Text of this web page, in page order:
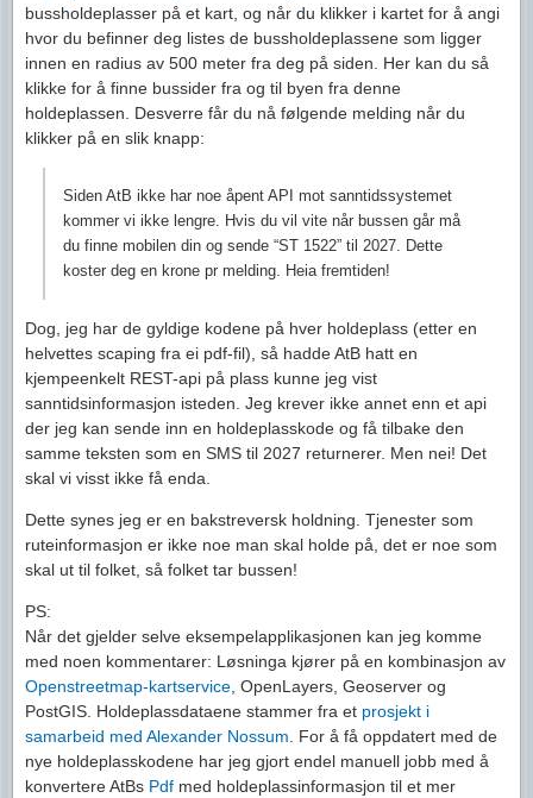
bussholdeplasser på et kart, og når du klikker i kartet for å angi
hvor du befinner deg listes de bussholdeplassene som ligger
innen en radius av 500 meter fra deg på siden. Her kan du så
klikke for å finne bussider fra og til byen fra denne
holdeplassen. Desverre får du nå følgende melding når du
klikker på en slik knapp:
Siden AtB ikke har noe åpent API mot sanntidssystemet
kommer vi ikke lengre. Hvis du vil vite når bussen går må
du finne mobilen din og sende “ST 1522” til 2027. Dette
koster deg en krone pr melding. Heia fremtiden!
Dog, jeg har de gyldige kodene på hver holdeplass (etter en
helvettes scaping fra ei pdf-fil), så hadde AtB hatt en
kjempeenkelt REST-api på plass kunne jeg vist
sanntidsinformasjon isteden. Jeg krever ikke annet enn et api
der jeg kan sende inn en holdeplasskode og få tilbake den
samme teksten som en SMS til 2027 returnerer. Men nei! Det
skal vi visst ikke få enda.
Dette synes jeg er en bakstreversk holdning. Tjenester som
ruteinformasjon er ikke noe man skal holde på, det er noe som
skal ut til folket, så folket tar bussen!
PS:
Når det gjelder selve eksempelapplikasjonen kan jeg komme
med noen kommentarer: Løsninga kjører på en kombinasjon av
Openstreetmap-kartservice, OpenLayers, Geoserver og
PostGIS. Holdeplassdataene stammer fra et prosjekt i
samarbeid med Alexander Nossum. For å få oppdatert med de
nye holdeplasskodene har jeg gjort endel manuell jobb med å
konvertere AtBs Pdf med holdeplassinformasjon til et mer